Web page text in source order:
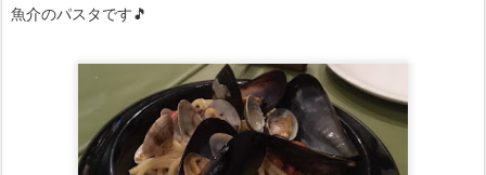
魚介のパスタです🎵